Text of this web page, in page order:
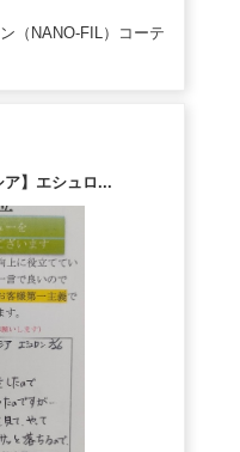
（NANO-FIL）コーテ
ア】エシュロ...